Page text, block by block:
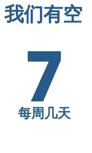
我们有空
7
每周几天